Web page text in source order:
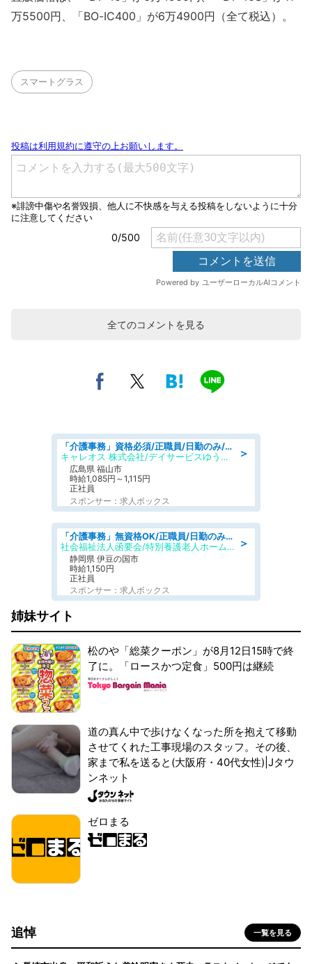
万5500円、「BO-IC400」が6万4900円（全て税込）。
スマートグラス
全てのコメントを見る
＞
「介護事務」資格必須/正職員/日勤のみ/デイサービス
キャレオス 株式会社/デイサービスゆうゆう南本庄
広島県 福山市
時給1,085円～1,115円
正社員
スポンサー：求人ボックス
＞
「介護事務」無資格OK/正職員/日勤のみ/特別養護老人ホーム
社会福祉法人函要会/特別養護老人ホーム 韮山・ぶなの森
静岡県 伊豆の国市
時給1,150円
正社員
スポンサー：求人ボックス
姉妹サイト
松のや「総菜クーポン」が8月12日15時で終
了に。「ロースかつ定食」500円は継続
道の真ん中で歩けなくなった所を抱えて移動
させてくれた工事現場のスタッフ。その後、
家まで私を送ると(大阪府・40代女性)|Jタウ
ンネット
ゼロまる
追悼 一覧を見る